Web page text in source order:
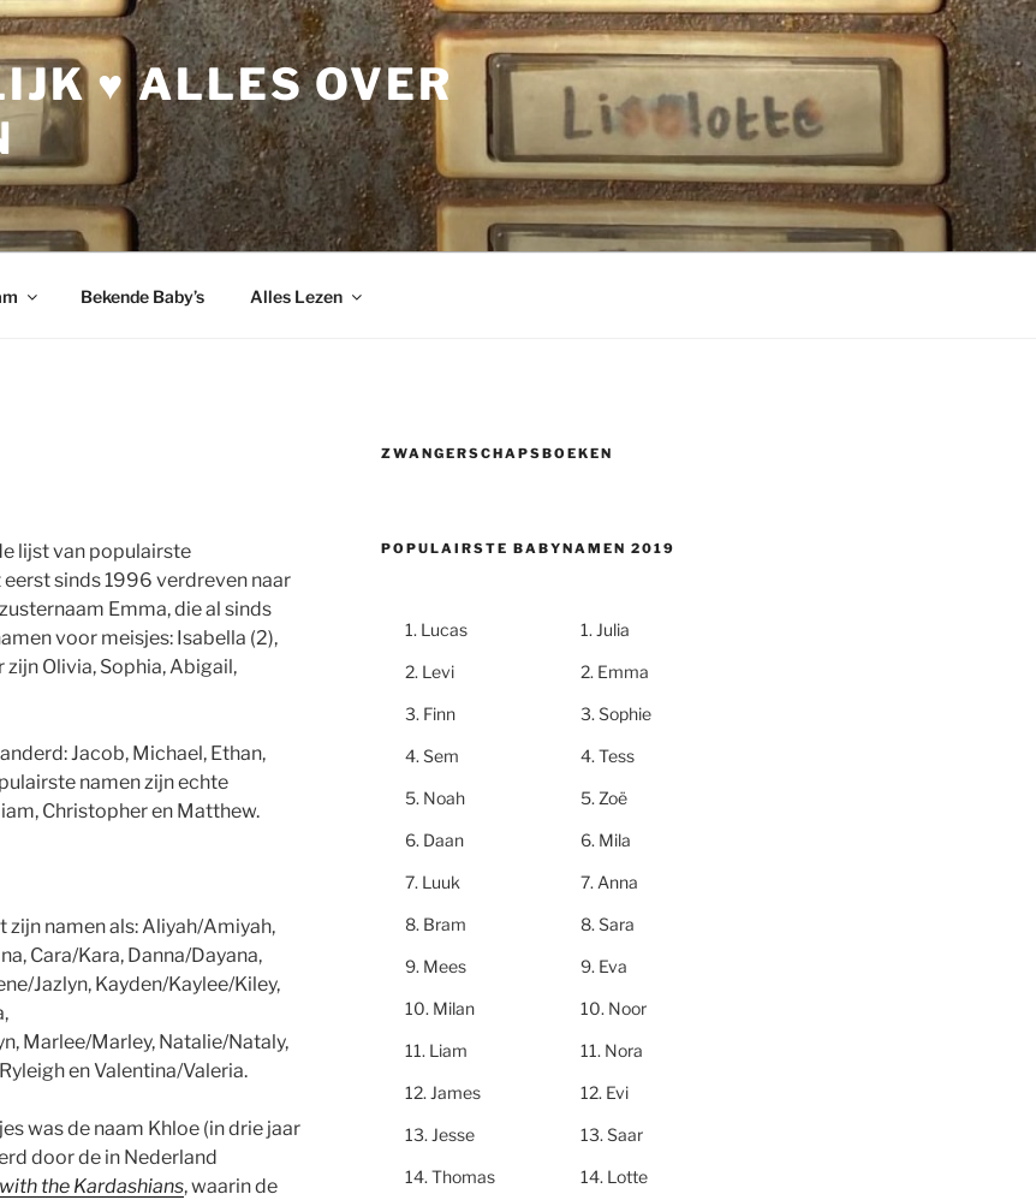
♥ ALLES OVER
Bekende Baby’s Alles Lezen
lijst van populairste
sinds 1996 verdreven naar
Emma, die al sinds
voor meisjes: Isabella (2),
zijn Olivia, Sophia, Abigail,
Jacob, Michael, Ethan,
namen zijn echte
Christopher en Matthew.
namen als: Aliyah/Amiyah,
Cara/Kara, Danna/Dayana,
Jazlyn, Kayden/Kaylee/Kiley,
Marlee/Marley, Natalie/Nataly,
en Valentina/Valeria.
was de naam Khloe (in drie jaar
door de in Nederland
the Kardashians, waarin de
ZWANGERSCHAPSBOEKEN
POPULAIRSTE BABYNAMEN 2019
Lucas
Levi
Finn
Sem
Noah
Daan
Luuk
Bram
Mees
Milan
Liam
James
Jesse
Thomas
Julia
Emma
Sophie
Tess
Zoë
Mila
Anna
Sara
Eva
Noor
Nora
Evi
Saar
Lotte